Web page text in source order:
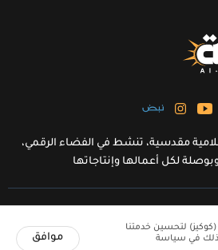
مقدسية، تنشط في الفضاء الرقمي،
لكل أعمالها وإنتاجاتها
2021 - 2026
لتحسين خدمتنا
ذلك في سياسة
موافق